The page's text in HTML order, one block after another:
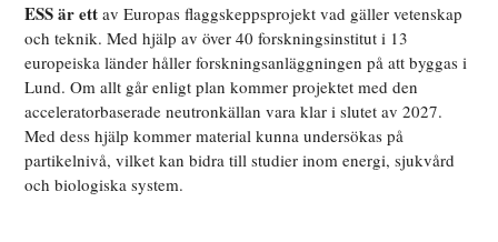
ESS är ett av Europas flaggskeppsprojekt vad gäller vetenskap
och teknik. Med hjälp av över 40 forskningsinstitut i 13
europeiska länder håller forskningsanläggningen på att byggas i
Lund. Om allt går enligt plan kommer projektet med den
acceleratorbaserade neutronkällan vara klar i slutet av 2027.
Med dess hjälp kommer material kunna undersökas på
partikelnivå, vilket kan bidra till studier inom energi, sjukvård
och biologiska system.